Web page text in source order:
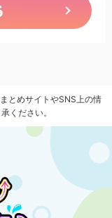
とめサイトやSNS上の情
ください。